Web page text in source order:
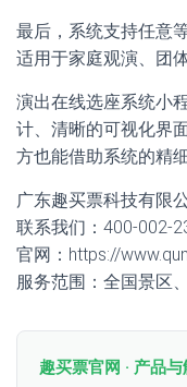
最后，系统支持任意
适用于家庭观演、团
演出在线选座系统小
计、清晰的可视化界
方也能借助系统的精
广东趣买票科技有限
联系我们：400-002-
官网：https://
服务范围：全国景区
趣买票官网 · 产品